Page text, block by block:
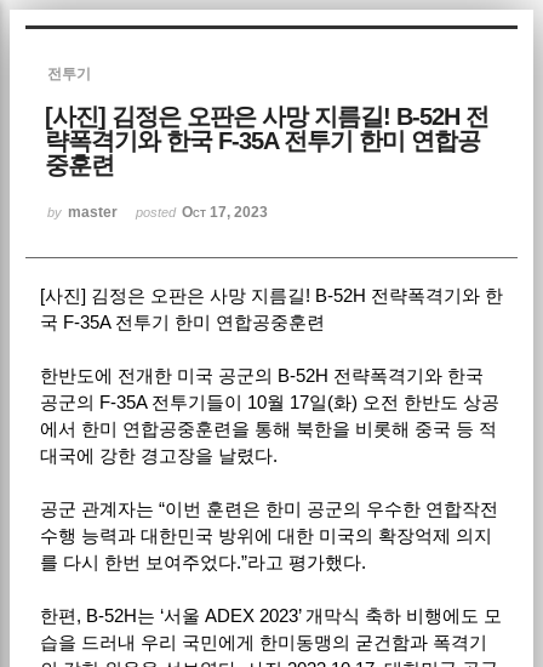
전투기
[사진] 김정은 오판은 사망 지름길! B-52H 전
략폭격기와 한국 F-35A 전투기 한미 연합공
중훈련
by master posted Oct 17, 2023
[사진] 김정은 오판은 사망 지름길! B-52H 전략폭격기와 한
국 F-35A 전투기 한미 연합공중훈련
한반도에 전개한 미국 공군의 B-52H 전략폭격기와 한국
공군의 F-35A 전투기들이 10월 17일(화) 오전 한반도 상공
에서 한미 연합공중훈련을 통해 북한을 비롯해 중국 등 적
대국에 강한 경고장을 날렸다.
공군 관계자는 “이번 훈련은 한미 공군의 우수한 연합작전
수행 능력과 대한민국 방위에 대한 미국의 확장억제 의지
를 다시 한번 보여주었다.”라고 평가했다.
한편, B-52H는 ‘서울 ADEX 2023’ 개막식 축하 비행에도 모
습을 드러내 우리 국민에게 한미동맹의 굳건함과 폭격기
Sketchbook5, 스케치북5
Sketchbook5, 스케치북5